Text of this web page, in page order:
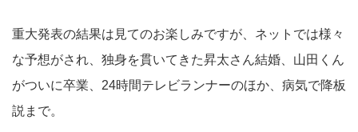
重大発表の結果は見てのお楽しみですが、ネットでは様々
な予想がされ、独身を貫いてきた昇太さん結婚、山田くん
がついに卒業、24時間テレビランナーのほか、病気で降板
説まで。